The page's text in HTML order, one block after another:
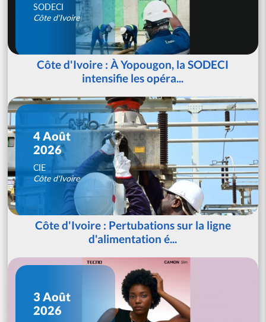
SODECI
Côte d'Ivoire
Côte d'Ivoire : À Yopougon, la SODECI
intensifie les opéra...
4 Août
2026
CIE
Côte d'Ivoire
Côte d'Ivoire : Pertubations sur la ligne
d'alimentation é...
3 Août
2026